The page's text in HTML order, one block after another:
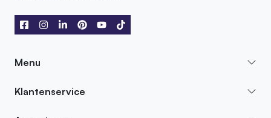
Menu
Klantenservice